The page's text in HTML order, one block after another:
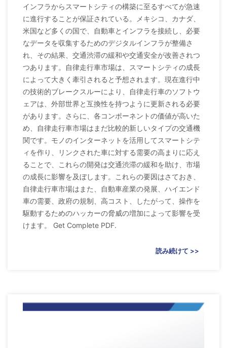
インフラからスマートシティの構築に至るすべてが急速
に進行することが保証されている。メキシコ、カナダ、
米国など多くの国で、自動車とインフラを接続し、必要
なデータを収集するためのデジタルインフラが整備さ
れ、その結果、交通渋滞の緩和や交通安全が改善されつ
つあります。自律走行車市場は、スマートシティの成長
によって大きく牽引されると予想されます。現在進行中
の技術的ブレークスルーにより、自律走行車のソフトウ
ェアは、外部世界と互換性を持つように更新される必要
があります。さらに、各コンポーネントの価値が高いた
め、自律走行車市場はまだ比較的新しいタイプの交通機
関です。モノのインターネットを活用してスマートシテ
ィを作り、リンクされた車に対する需要の高まりに応え
ることで、これらの開発は交通渋滞の緩和を助け、市場
の成長に影響を及ぼします。これらの要因はさておき、
自律走行車市場はまた、自動車産業の発展、ハイエンド
車の需要、政府の規制、高コスト、したがって、操作を
駆動するためのハッカーの脅威の増加によって影響を受
けます。 Get Complete PDF.
読み続けて >>